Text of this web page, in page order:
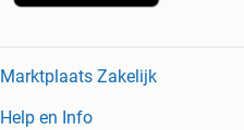
Marktplaats Zakelijk
Help en Info